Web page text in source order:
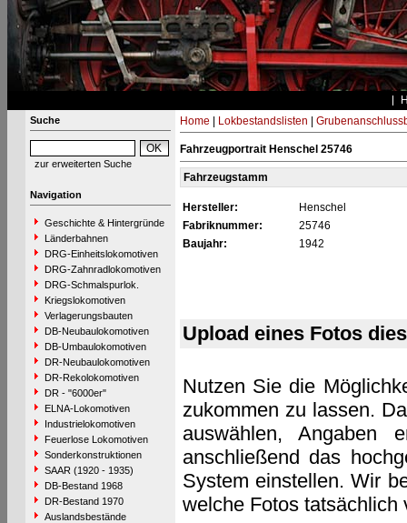
Suche
zur erweiterten Suche
Navigation
Geschichte & Hintergründe
Länderbahnen
DRG-Einheitslokomotiven
DRG-Zahnradlokomotiven
DRG-Schmalspurlok.
Kriegslokomotiven
Verlagerungsbauten
DB-Neubaulokomotiven
DB-Umbaulokomotiven
DR-Neubaulokomotiven
DR-Rekolokomotiven
DR - "6000er"
ELNA-Lokomotiven
Industrielokomotiven
Feuerlose Lokomotiven
Sonderkonstruktionen
SAAR (1920 - 1935)
DB-Bestand 1968
DR-Bestand 1970
Auslandsbestände
Home Lokbestandslisten
Fahrzeugportrait Henschel 25746
Fahrzeugstamm
Hersteller:
Henschel
Fabriknummer:
25746
Baujahr:
1942
Upload eines Fotos
Nutzen Sie die
zukommen zu lassen.
auswählen, Angaben
anschließend das
System einstellen. Wir
welche Fotos tatsächlich